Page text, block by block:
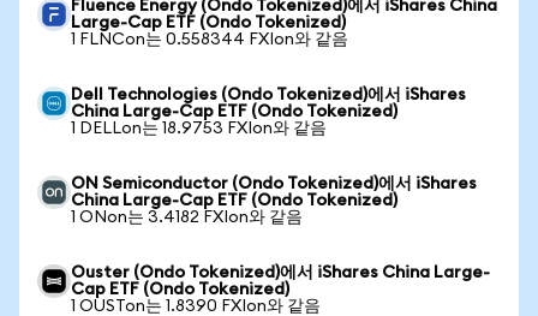
Fluence Energy (Ondo Tokenized)에서 iShares China
Large-Cap ETF (Ondo Tokenized)
1 FLNCon는 0.558344 FXIon와 같음
Dell Technologies (Ondo Tokenized)에서 iShares
China Large-Cap ETF (Ondo Tokenized)
1 DELLon는 18.9753 FXIon와 같음
ON Semiconductor (Ondo Tokenized)에서 iShares
China Large-Cap ETF (Ondo Tokenized)
1 ONon는 3.4182 FXIon와 같음
Ouster (Ondo Tokenized)에서 iShares China Large-
Cap ETF (Ondo Tokenized)
1 OUSTon는 1.8390 FXIon와 같음